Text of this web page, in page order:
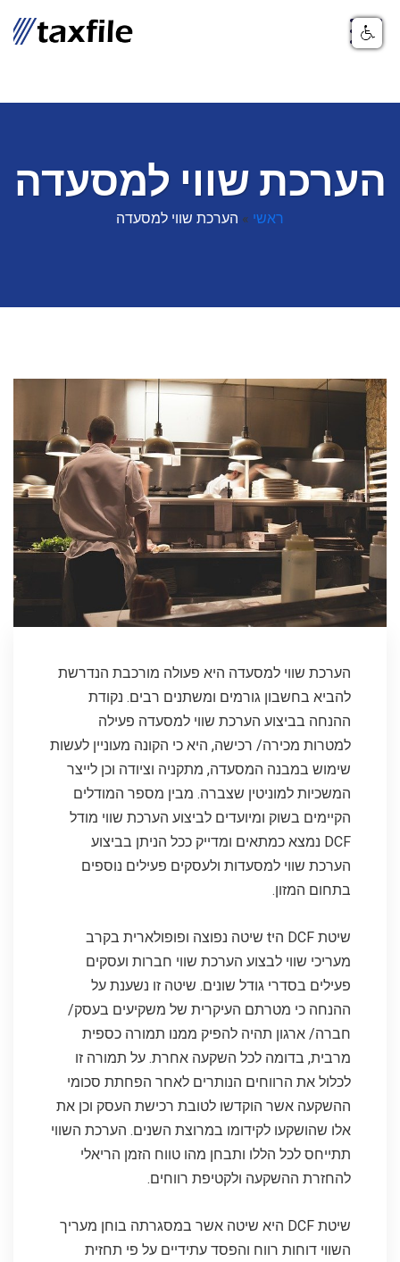
הערכת שווי למסעדה
ראשי » הערכת שווי למסעדה
הערכת שווי למסעדה היא פעולה מורכבת הנדרשת
להביא בחשבון גורמים ומשתנים רבים. נקודת
ההנחה בביצוע הערכת שווי למסעדה פעילה
למטרות מכירה/ רכישה, היא כי הקונה מעוניין לעשות
שימוש במבנה המסעדה, מתקניה וציודה וכן לייצר
המשכיות למוניטין שצברה. מבין מספר המודלים
הקיימים בשוק ומיועדים לביצוע הערכת שווי מודל
DCF נמצא כמתאים ומדייק ככל הניתן בביצוע
הערכת שווי למסעדות ולעסקים פעילים נוספים
בתחום המזון.
שיטת DCF היt שיטה נפוצה ופופולארית בקרב
מעריכי שווי לבצוע הערכת שווי חברות ועסקים
פעילים בסדרי גודל שונים. שיטה זו נשענת על
ההנחה כי מטרתם העיקרית של משקיעים בעסק/
חברה/ ארגון תהיה להפיק ממנו תמורה כספית
מרבית, בדומה לכל השקעה אחרת. על תמורה זו
לכלול את הרווחים הנותרים לאחר הפחתת סכומי
ההשקעה אשר הוקדשו לטובת רכישת העסק וכן את
אלו שהושקעו לקידומו במרוצת השנים. הערכת השווי
תתייחס לכל הללו ותבחן מהו טווח הזמן הריאלי
להחזרת ההשקעה ולקטיפת רווחים.
שיטת DCF היא שיטה אשר במסגרתה בוחן מעריך
השווי דוחות רווח והפסד עתידיים על פי תחזית